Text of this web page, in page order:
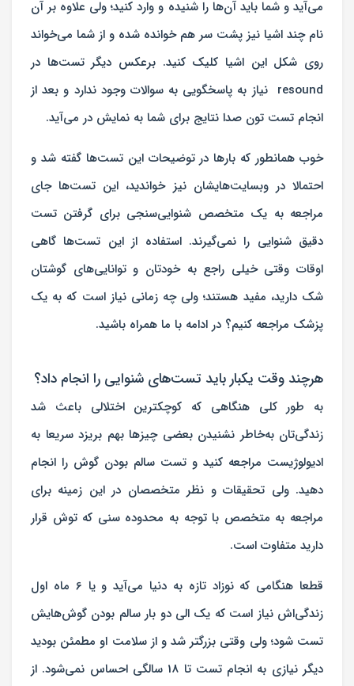
می‌آید و شما باید آن‌ها را شنیده و وارد کنید؛ ولی علاوه بر آن
نام چند اشیا نیز پشت سر هم خوانده شده و از شما می‌خواند
روی شکل این اشیا کلیک کنید. برعکس دیگر تست‌ها در
resound نیاز به پاسخگویی به سوالات وجود ندارد و بعد از
انجام تست تون صدا نتایج برای شما به نمایش در می‌آید.
خوب همانطور که بارها در توضیحات این تست‌ها گفته شد و
احتمالا در وبسایت‌هایشان نیز خواندید، این تست‌ها جای
مراجعه به یک متخصص شنوایی‌سنجی برای گرفتن تست
دقیق شنوایی را نمی‌گیرند. استفاده از این تست‌ها گاهی
اوقات وقتی خیلی راجع به خودتان و توانایی‌های گوشتان
شک دارید، مفید هستند؛ ولی چه زمانی نیاز است که به یک
پزشک مراجعه کنیم؟ در ادامه با ما همراه باشید.
هرچند وقت یکبار باید تست‌های شنوایی را انجام داد؟
به طور کلی هنگاهی که کوچکترین اختلالی باعث شد
زندگی‌تان به‌خاطر نشنیدن بعضی چیزها بهم بریزد سریعا به
ادیولوژیست مراجعه کنید و تست سالم بودن گوش را انجام
دهید. ولی تحقیقات و نظر متخصصان در این زمینه برای
مراجعه به متخصص با توجه به محدوده سنی‌ که توش قرار
دارید متفاوت است.
قطعا هنگامی که نوزاد تازه به دنیا می‌آید و یا 6 ماه اول
زندگی‌اش نیاز است که یک الی دو بار سالم بودن گوش‌هایش
تست شود؛ ولی وقتی بزرگتر شد و از سلامت او مطمئن بودید
دیگر نیازی به انجام تست تا 18 سالگی احساس نمی‌شود. از